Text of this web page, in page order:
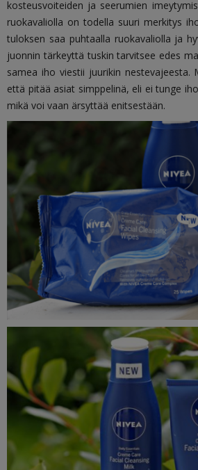
kosteusvoiteiden ja seerumien
ruokavaliolla on todella suuri merkitys
tuloksen saa puhtaalla ruokavaliolla ja
juonnin tärkeyttä tuskin tarvitsee edes
samea iho viestii juurikin nestevajeesta.
että pitää asiat simppelinä, eli ei tunge
mikä voi vaan ärsyttää enitsestään.